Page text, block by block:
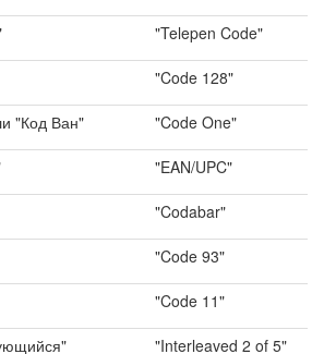
"Telepen Code"
"Code 128"
"Код Ван" "Code One"
"EAN/UPC"
"Codabar"
"Code 93"
"Code 11"
"Interleaved 2 of 5"